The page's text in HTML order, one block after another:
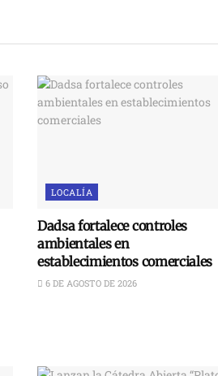
LOCALÍA
Dadsa fortalece controles
ambientales en
establecimientos comerciales
6 DE AGOSTO DE 2026